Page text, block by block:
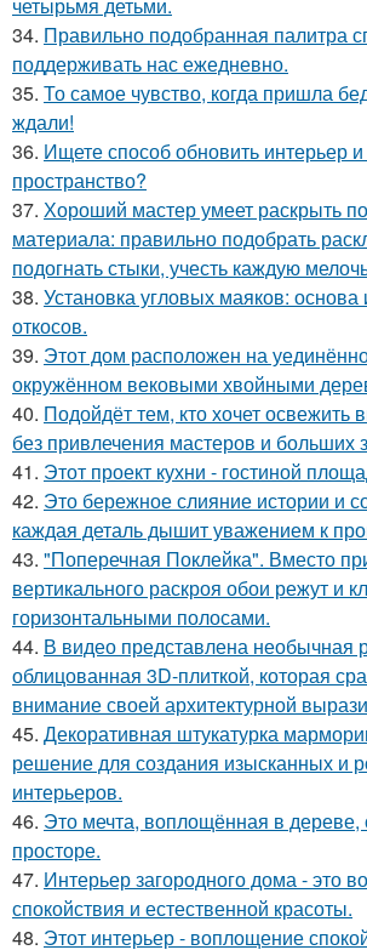
34. Правильно подобранная палитра
поддерживать нас ежедневно.
35. То самое чувство, когда пришла
ждали!
36. Ищете способ обновить интерьер
пространство?
37. Хороший мастер умеет раскрыть
материала: правильно подобрать
подогнать стыки, учесть каждую
38. Установка угловых маяков:
откосов.
39. Этот дом расположен на
окружённом вековыми хвойными
40. Подойдёт тем, кто хочет освежить
без привлечения мастеров и больших
41. Этот проект кухни - гостиной
42. Это бережное слияние истории и
каждая деталь дышит уважением к
43. "Поперечная Поклейка". Вместо
вертикального раскроя обои режут и
горизонтальными полосами.
44. В видео представлена необычная
облицованная 3D-плиткой, которая
внимание своей архитектурной
45. Декоративная штукатурка
решение для создания изысканных и
интерьеров.
46. Это мечта, воплощённая в дереве,
просторе.
47. Интерьер загородного дома - это
спокойствия и естественной красоты.
48. Этот интерьер - воплощение